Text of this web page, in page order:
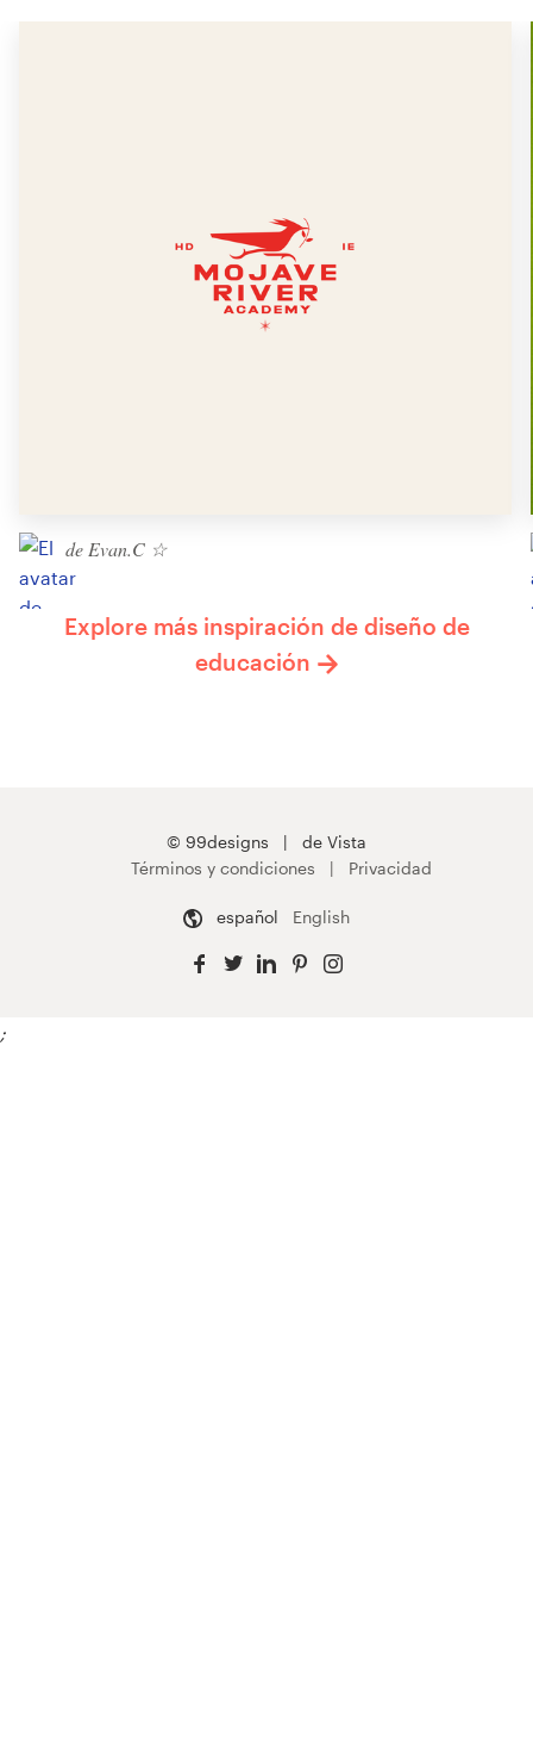
de Evan.C ☆
Explore más inspiración de diseño de
educación
© 99designs
de Vista
Términos y condiciones
Privacidad
español English
;